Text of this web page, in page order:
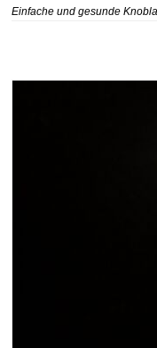
Einfache und gesunde